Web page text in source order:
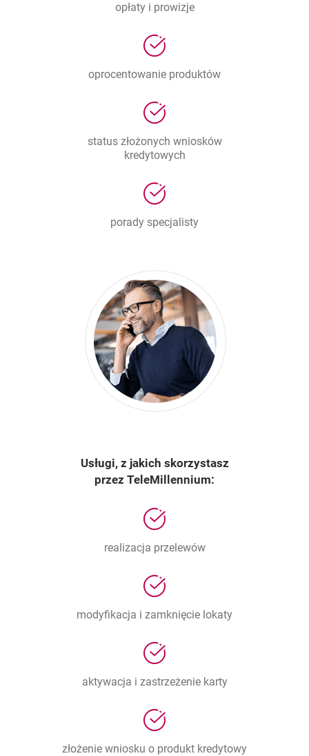
opłaty i prowizje
oprocentowanie produktów
status złożonych wniosków
kredytowych
porady specjalisty
Usługi, z jakich skorzystasz
przez TeleMillennium:
realizacja przelewów
modyfikacja i zamknięcie lokaty
aktywacja i zastrzeżenie karty
złożenie wniosku o produkt kredytowy